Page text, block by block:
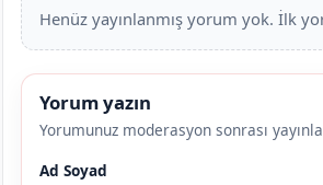
Henüz yayınlanmış yorum yok. İlk
Yorum yazın
Yorumunuz moderasyon sonrası
Ad Soyad